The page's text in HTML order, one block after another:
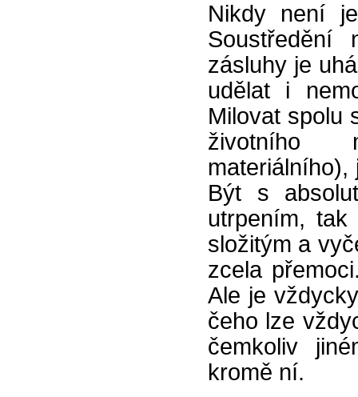
Nikdy není
Soustředění
zásluhy je
udělat i
Milovat spolu
životního
materiálního),
Být s
utrpením,
složitým a
zcela
Ale je
čeho lze
čemkoliv
kromě ní.